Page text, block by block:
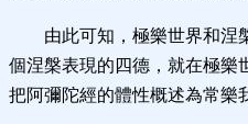
由此可知，極樂世界和涅
個涅槃表現的四德，就在極樂
把阿彌陀經的體性概述為常樂